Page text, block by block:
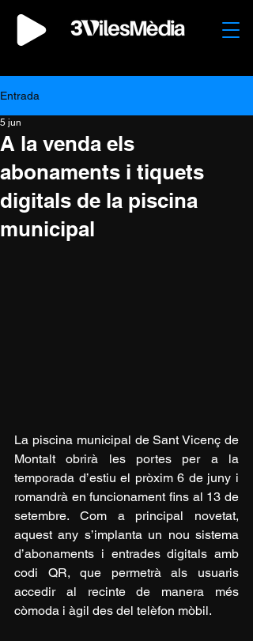
Entrada
A la venda els
abonaments i tiquets
digitals de la piscina
municipal
5 jun
La piscina municipal de Sant Vicenç de
Montalt obrirà les portes per a la
temporada d’estiu el pròxim 6 de juny i
romandrà en funcionament fins al 13 de
setembre. Com a principal novetat,
aquest any s’implanta un nou sistema
d’abonaments i entrades digitals amb
codi QR, que permetrà als usuaris
accedir al recinte de manera més
còmoda i àgil des del telèfon mòbil.